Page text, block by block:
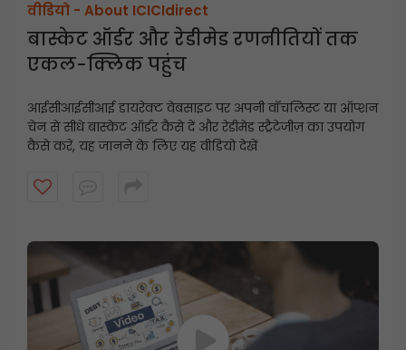
वीडियो - About ICICIdirect
बास्केट ऑर्डर और रेडीमेड रणनीतियों तक
एकल-क्लिक पहुंच
आईसीआईसीआई डायरेक्ट वेबसाइट पर अपनी वॉचलिस्ट या ऑप्शन
चेन से सीधे बास्केट ऑर्डर कैसे दें और रेडीमेड स्ट्रैटेजीज़ का उपयोग
कैसे करें, यह जानने के लिए यह वीडियो देखें